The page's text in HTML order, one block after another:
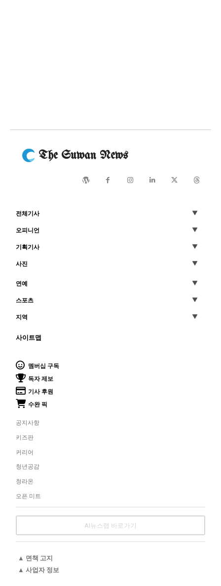
The Suwan News
전체기사
오피니언
기획기사
사진
연예
스포츠
지역
사이트맵
멤버십 구독
독자 제보
기사 후원
수완 픽
공지사항
키즈판
커리어
청년공감
청라온
오픈 미트
AI뉴스랩 바로가기
▲ 면책 고지
▲ 사업자 정보